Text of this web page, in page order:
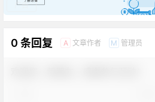
广告
0 条回复 A 文章作者 M 管理员